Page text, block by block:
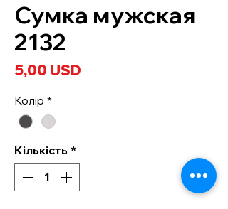
Сумка мужская
2132
5,00 USD
Колір *
Кількість *